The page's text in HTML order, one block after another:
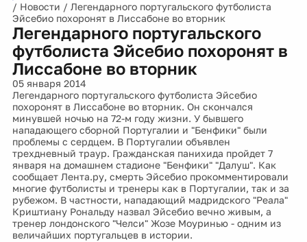
/ Новости / Легендарного португальского футболиста
Эйсебио похоронят в Лиссабоне во вторник
Легендарного португальского
футболиста Эйсебио похоронят в
Лиссабоне во вторник
05 января 2014
Легендарного португальского футболиста Эйсебио
похоронят в Лиссабоне во вторник. Он скончался
минувшей ночью на 72-м году жизни. У бывшего
нападающего сборной Португалии и "Бенфики" были
проблемы с сердцем. В Португалии объявлен
трехдневный траур. Гражданская панихида пройдет 7
января на домашнем стадионе "Бенфики" "Далуш". Как
сообщает Лента.ру, смерть Эйсебио прокомментировали
многие футболисты и тренеры как в Португалии, так и за
рубежом. В частности, нападающий мадридского "Реала"
Криштиану Рональду назвал Эйсебио вечно живым, а
тренер лондонского "Челси" Жозе Моуринью - одним из
величайших португальцев в истории.